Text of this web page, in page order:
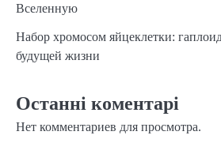
Вселенную
Набор хромосом яйцеклетки:
будущей жизни
Останні коментарі
Нет комментариев для просмотра.